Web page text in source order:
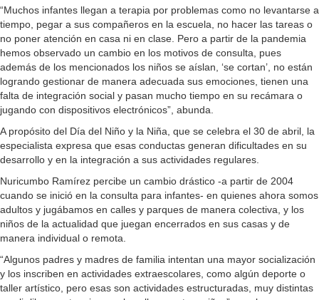
“Muchos infantes llegan a terapia por problemas como no levantarse a
tiempo, pegar a sus compañeros en la escuela, no hacer las tareas o
no poner atención en casa ni en clase. Pero a partir de la pandemia
hemos observado un cambio en los motivos de consulta, pues
además de los mencionados los niños se aíslan, ‘se cortan’, no están
logrando gestionar de manera adecuada sus emociones, tienen una
falta de integración social y pasan mucho tiempo en su recámara o
jugando con dispositivos electrónicos”, abunda.
A propósito del Día del Niño y la Niña, que se celebra el 30 de abril, la
especialista expresa que esas conductas generan dificultades en su
desarrollo y en la integración a sus actividades regulares.
Nuricumbo Ramírez percibe un cambio drástico -a partir de 2004
cuando se inició en la consulta para infantes- en quienes ahora somos
adultos y jugábamos en calles y parques de manera colectiva, y los
niños de la actualidad que juegan encerrados en sus casas y de
manera individual o remota.
“Algunos padres y madres de familia intentan una mayor socialización
y los inscriben en actividades extraescolares, como algún deporte o
taller artístico, pero esas son actividades estructuradas, muy distintas